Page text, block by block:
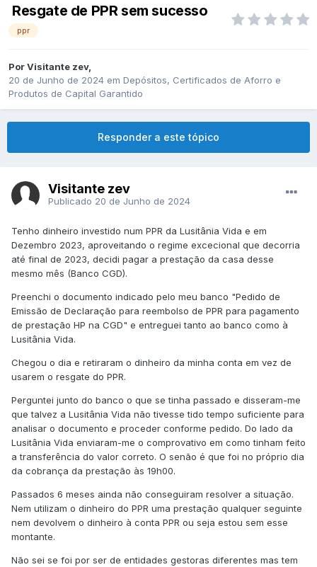
Resgate de PPR sem sucesso
ppr
PorVisitante zev,
20 de Junho de 2024 em Depósitos, Certificados de Aforro e
Produtos de Capital Garantido
Responder a este tópico
Visitante zev
Publicado 20 de Junho de 2024
Tenho dinheiro investido num PPR da Lusitânia Vida e em
Dezembro 2023, aproveitando o regime excecional que decorria
até final de 2023, decidi pagar a prestação da casa desse
mesmo mês (Banco CGD).
Preenchi o documento indicado pelo meu banco "Pedido de
Emissão de Declaração para reembolso de PPR para pagamento
de prestação HP na CGD" e entreguei tanto ao banco como à
Lusitânia Vida.
Chegou o dia e retiraram o dinheiro da minha conta em vez de
usarem o resgate do PPR.
Perguntei junto do banco o que se tinha passado e disseram-me
que talvez a Lusitânia Vida não tivesse tido tempo suficiente para
analisar o documento e proceder conforme pedido. Do lado da
Lusitânia Vida enviaram-me o comprovativo em como tinham feito
a transferência do valor correto. O senão é que foi no próprio dia
da cobrança da prestação às 19h00.
Passados 6 meses ainda não conseguiram resolver a situação.
Nem utilizam o dinheiro do PPR uma prestação qualquer seguinte
nem devolvem o dinheiro à conta PPR ou seja estou sem esse
montante.
Não sei se foi por ser de entidades gestoras diferentes mas tem